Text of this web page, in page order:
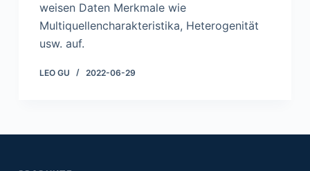
weisen Daten Merkmale wie
Multiquellencharakteristika, Heterogenität
usw. auf.
LEO GU 2022-06-29